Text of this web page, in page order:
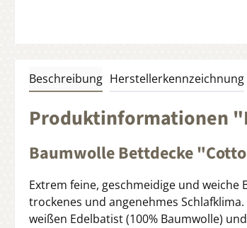
Beschreibung Herstellerkennzeichnung
Produktinformationen
Baumwolle Bettdecke
Extrem feine, geschmeidige und
trockenes und angenehmes
weißen Edelbatist (100% Baumwolle)